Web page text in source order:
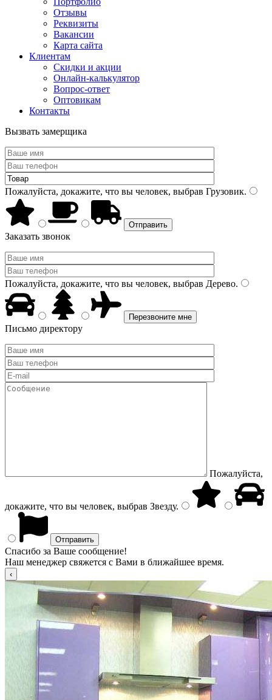
Отзывы
Реквизиты
Вакансии
Карта сайта
Клиентам
Скидки и акции
Онлайн-калькулятор
Вопрос-ответ
Оптовикам
Контакты
Вызвать замерщика
Пожалуйста, докажите, что вы человек, выбрав Грузовик.
Заказать звонок
Пожалуйста, докажите, что вы человек, выбрав Дерево.
Письмо директору
Пожалуйста,
докажите, что вы человек, выбрав Звезду.
Спасибо за Ваше сообщение!
Наш менеджер свяжется с Вами в ближайшее время.